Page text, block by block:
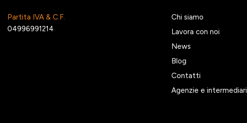
Partita IVA & C.F.
04996991214
Chi siamo
Lavora con noi
News
Blog
Contatti
Agenzie e intermediari